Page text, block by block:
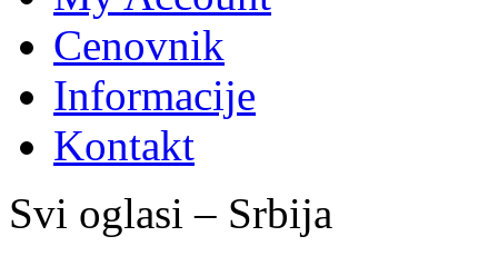
Cenovnik
Informacije
Kontakt
Svi oglasi – Srbija